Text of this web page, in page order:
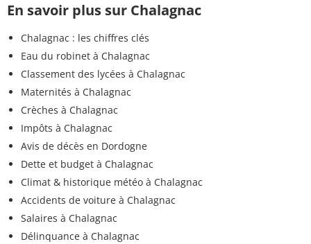
En savoir plus sur Chalagnac
Chalagnac : les chiffres clés
Eau du robinet à Chalagnac
Classement des lycées à Chalagnac
Maternités à Chalagnac
Crèches à Chalagnac
Impôts à Chalagnac
Avis de décès en Dordogne
Dette et budget à Chalagnac
Climat & historique météo à Chalagnac
Accidents de voiture à Chalagnac
Salaires à Chalagnac
Délinquance à Chalagnac